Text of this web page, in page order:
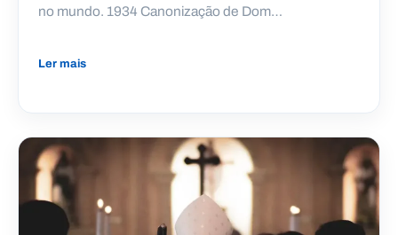
no mundo. 1934 Canonização de Dom…
Ler mais